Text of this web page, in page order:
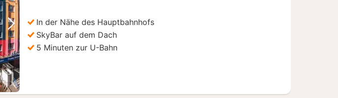
Nächstes Bild
In der Nähe des Hauptbahnhofs
SkyBar auf dem Dach
5 Minuten zur U-Bahn